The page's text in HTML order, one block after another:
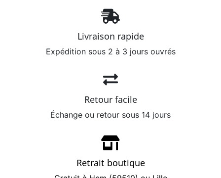
Livraison rapide
Expédition sous 2 à 3 jours ouvrés
Retour facile
Échange ou retour sous 14 jours
Retrait boutique